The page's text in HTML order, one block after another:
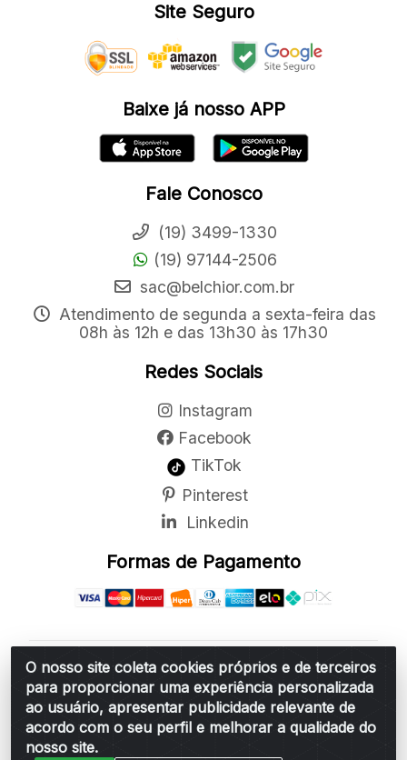
O nosso site coleta cookies próprios e de terceiros
para proporcionar uma experiência personalizada
ao usuário, apresentar publicidade relevante de
acordo com o seu perfil e melhorar a qualidade do
nosso site.
Site Seguro
Baixe já nosso APP
Fale Conosco
(19) 3499-1330
(19) 97144-2506
sac@belchior.com.br
Atendimento de segunda a sexta-feira das
08h às 12h e das 13h30 às 17h30
Redes Sociais
Instagram
Facebook
TikTok
Pinterest
Linkedin
Formas de Pagamento
Belchior Cortinas e Acessórios LTDA - R: Rua
Vereador Sérgio Leopoldino Alves, 876 - Santa
Bárbara d'Oeste/SP - CEP 13.456-166 - CNPJ
06.314.073/0001-34